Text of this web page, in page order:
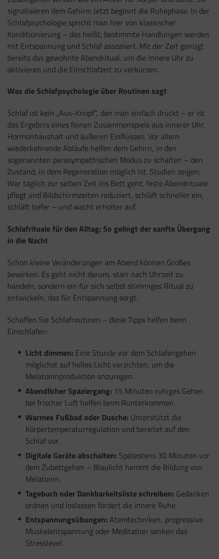
signalisieren dem Gehirn: Jetzt beginnt die Ruhephase. In der
Schlafpsychologie spricht man hier von klassischer
Konditionierung – das heißt, bestimmte Handlungen werden
mit Entspannung und Schlaf assoziiert. Mit der Zeit genügt
bereits das gewohnte Abendritual, um die innere Uhr zu
aktivieren und die Einschlafzeit zu verkürzen.
Was die Schlafpsychologie über Routinen sagt
Schlaf ist kein „Aus-Knopf“, den man einfach drückt – er ist
das Ergebnis eines feinen Zusammenspiels aus innerer Uhr,
Hormonhaushalt und äußeren Einflüssen. Vor allem
wiederkehrende Abläufe helfen dem Gehirn, in den
sogenannten parasympathischen Modus zu schalten – den
Zustand, in dem Regeneration möglich ist. Studien zeigen:
Wer täglich zur selben Zeit ins Bett geht, feste Abendrituale
pflegt und Bildschirmzeiten reduziert, schläft schneller ein,
schläft tiefer – und wacht erholter auf.
Schlafrituale für den Alltag: So gelingt der sanfte Übergang
in die Nacht
Schon kleine Veränderungen am Abend können Großes
bewirken. Es geht nicht darum, starr nach Uhrzeit zu
handeln, sondern ein für sich selbst stimmiges Ritual zu
entwickeln, das für Entspannung sorgt.
Schaffen Sie Schlafroutinen – diese Tipps helfen beim
Einschlafen:
Licht dimmen: Eine Stunde vor dem Schlafengehen
möglichst auf helles Licht verzichten, um die
Melatoninproduktion anzuregen.
Abendlicher Spaziergang: 15 Minuten ruhiges Gehen
bei frischer Luft helfen beim Runterkommen.
Warmes Fußbad oder Dusche: Unterstützt die
Körpertemperaturregulation und bereitet auf den
Schlaf vor.
Digitale Geräte abschalten: Spätestens 30 Minuten vor
dem Zubettgehen – Blaulicht hemmt die Bildung von
Melatonin.
Tagebuch oder Dankbarkeitsliste schreiben: Gedanken
ordnen und loslassen fördert die innere Ruhe.
Entspannungsübungen: Atemtechniken, progressive
Muskelentspannung oder Meditation senken das
Stresslevel.